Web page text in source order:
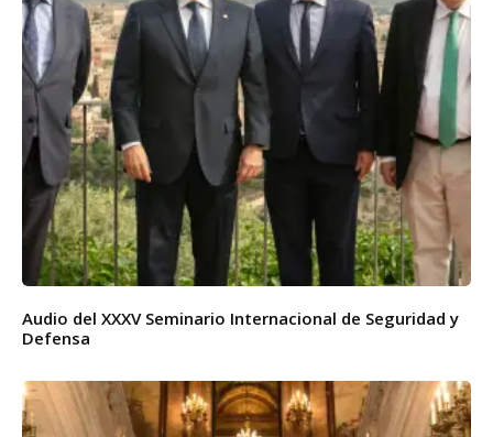
Audio del XXXV Seminario Internacional de Seguridad y
Defensa